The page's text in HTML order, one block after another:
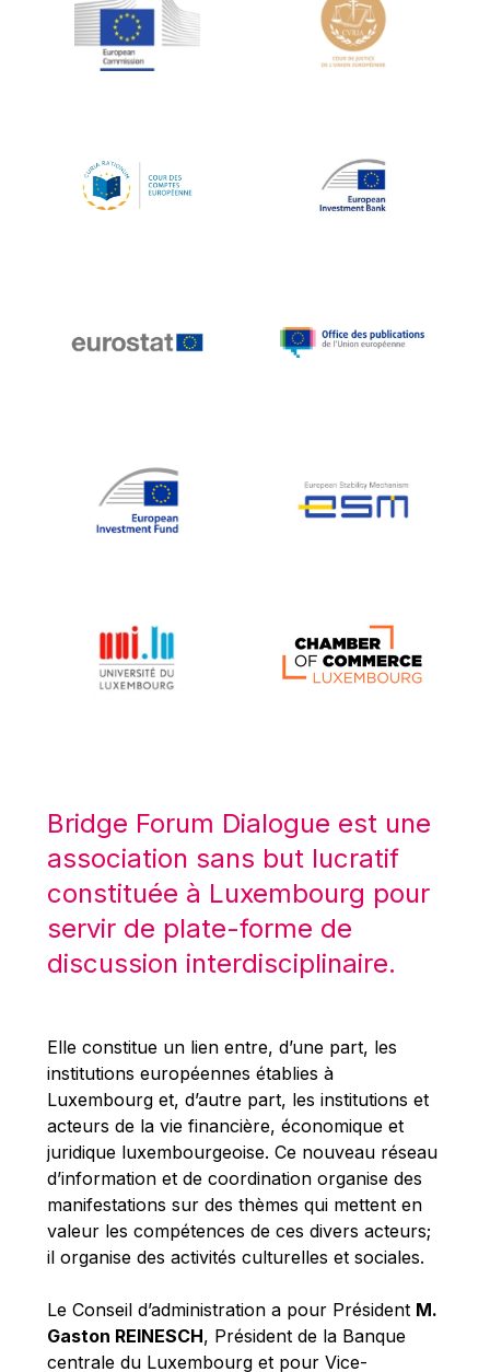
Jean-Louis Schiltz
Jean-Victor Louis
Johnny Åkerholm
Katharien L.C. Hunt
Klaus-Heiner Lehne
Koen LENAERTS
Lars Heikensten
Lucas Papademos
Máire Geoghegan-Quinn
Mario Centeno
Mario Monti
Maroš ŠEFČOVIČ
Martin Bailey
Martine Reicherts
Michael Sohlman
Michel Goedert
Mireille Delmas-Marty
Nobuo Tanaka
Otmar Issing
Paolo Mengozzi
Paschal Donohoe
Pat Cox
Patrizia Nanz
Bridge Forum Dialogue est une
association sans but lucratif
constituée à Luxembourg pour
servir de plate-forme de
discussion interdisciplinaire.
Elle constitue un lien entre, d’une part, les
institutions européennes établies à
Luxembourg et, d’autre part, les institutions et
acteurs de la vie financière, économique et
juridique luxembourgeoise. Ce nouveau réseau
d’information et de coordination organise des
manifestations sur des thèmes qui mettent en
valeur les compétences de ces divers acteurs;
il organise des activités culturelles et sociales.
Le Conseil d’administration a pour Président M.
Gaston REINESCH, Président de la Banque
centrale du Luxembourg et pour Vice-